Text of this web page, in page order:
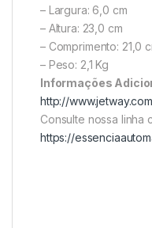
– Largura: 6,0 cm
– Altura: 23,0 cm
– Comprimento: 21,0
– Peso: 2,1 Kg
Informações
http://
Consulte nossa
https://